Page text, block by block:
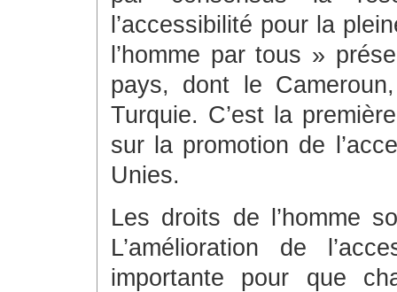
l’accessibilité pour la
l’homme par tous »
pays, dont le
Turquie. C’est la
sur la promotion de
Unies.
Les droits de l’homme
L’amélioration de
importante pour que